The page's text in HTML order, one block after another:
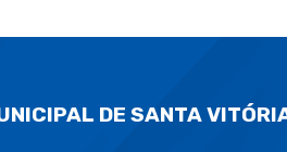
DE SANTA